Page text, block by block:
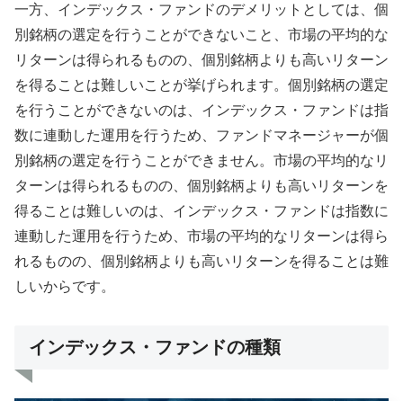
一方、インデックス・ファンドのデメリットとしては、個
別銘柄の選定を行うことができないこと、市場の平均的な
リターンは得られるものの、個別銘柄よりも高いリターン
を得ることは難しいことが挙げられます。個別銘柄の選定
を行うことができないのは、インデックス・ファンドは指
数に連動した運用を行うため、ファンドマネージャーが個
別銘柄の選定を行うことができません。市場の平均的なリ
ターンは得られるものの、個別銘柄よりも高いリターンを
得ることは難しいのは、インデックス・ファンドは指数に
連動した運用を行うため、市場の平均的なリターンは得ら
れるものの、個別銘柄よりも高いリターンを得ることは難
しいからです。
インデックス・ファンドの種類